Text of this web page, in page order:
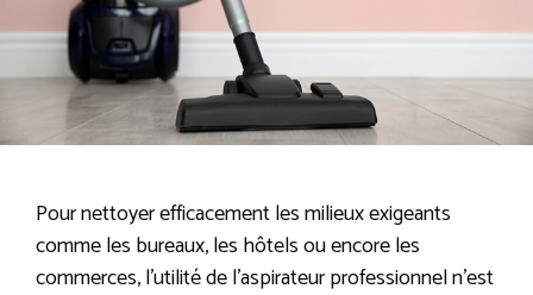
Pour nettoyer efficacement les milieux exigeants
comme les bureaux, les hôtels ou encore les
commerces, l’utilité de l’aspirateur professionnel n’est